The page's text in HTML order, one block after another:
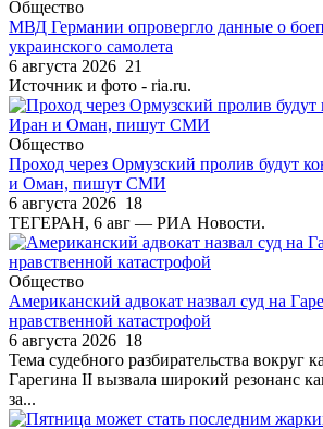
Общество
МВД Германии опровергло данные о
украинского самолета
6 августа 2026 21
Источник и фото - ria.ru.
Общество
Проход через Ормузский пролив будут
и Оман, пишут СМИ
6 августа 2026 18
ТЕГЕРАН, 6 авг — РИА Новости.
Общество
Американский адвокат назвал суд на
нравственной катастрофой
6 августа 2026 18
Тема судебного разбирательства вокруг
Гарегина II вызвала широкий резонанс
за...